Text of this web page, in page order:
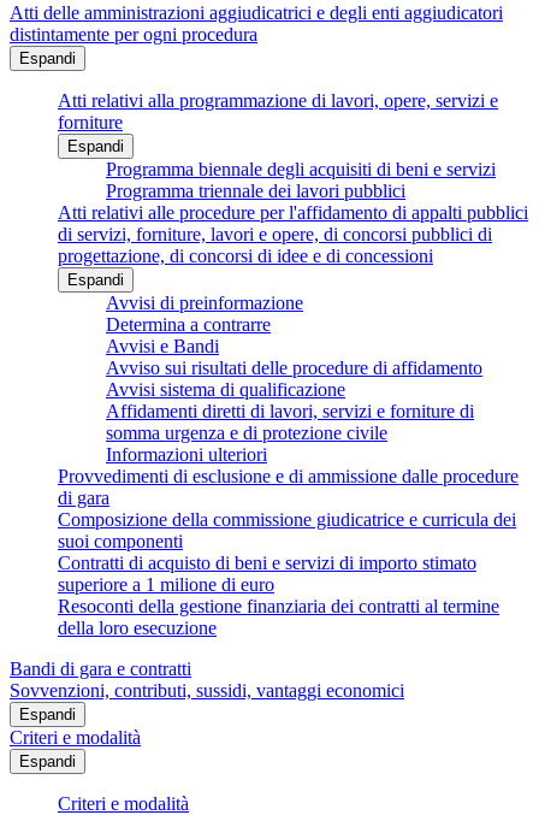
Atti delle amministrazioni aggiudicatrici e degli enti aggiudicatori
distintamente per ogni procedura
Espandi
Atti relativi alla programmazione di lavori, opere, servizi e
forniture
Espandi
Programma biennale degli acquisiti di beni e servizi
Programma triennale dei lavori pubblici
Atti relativi alle procedure per l'affidamento di appalti pubblici
di servizi, forniture, lavori e opere, di concorsi pubblici di
progettazione, di concorsi di idee e di concessioni
Espandi
Avvisi di preinformazione
Determina a contrarre
Avvisi e Bandi
Avviso sui risultati delle procedure di affidamento
Avvisi sistema di qualificazione
Affidamenti diretti di lavori, servizi e forniture di
somma urgenza e di protezione civile
Informazioni ulteriori
Provvedimenti di esclusione e di ammissione dalle procedure
di gara
Composizione della commissione giudicatrice e curricula dei
suoi componenti
Contratti di acquisto di beni e servizi di importo stimato
superiore a 1 milione di euro
Resoconti della gestione finanziaria dei contratti al termine
della loro esecuzione
Bandi di gara e contratti
Sovvenzioni, contributi, sussidi, vantaggi economici
Espandi
Criteri e modalità
Espandi
Criteri e modalità